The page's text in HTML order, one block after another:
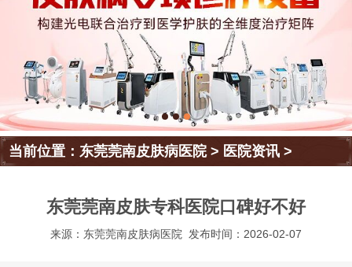
当前位置：东莞莞南皮肤病医院> 医院资讯 >
东莞莞南皮肤专科医院口碑好不好
来源：东莞莞南皮肤病医院 发布时间：2026-02-07